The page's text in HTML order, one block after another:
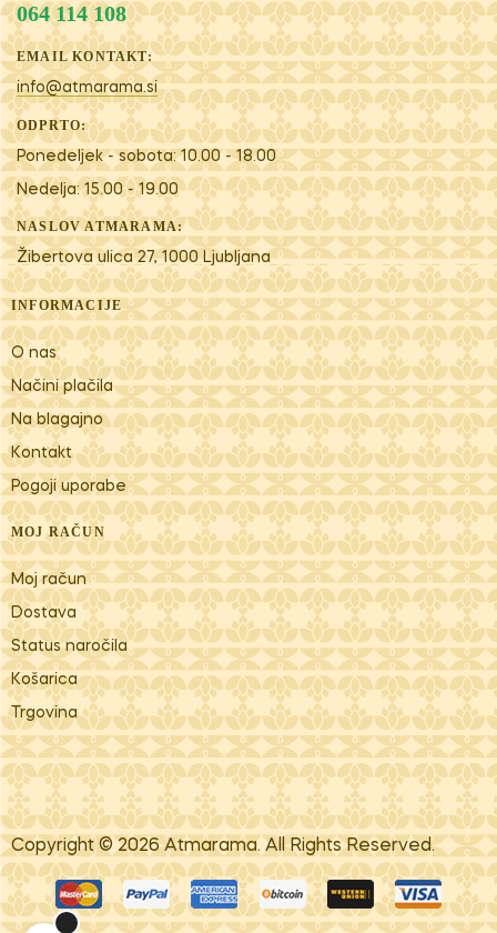
064 114 108
EMAIL KONTAKT:
info@atmarama.si
ODPRTO:
Ponedeljek - sobota: 10.00 - 18.00
Nedelja: 15.00 - 19.00
NASLOV ATMARAMA:
Žibertova ulica 27, 1000 Ljubljana
INFORMACIJE
O nas
Načini plačila
Na blagajno
Kontakt
Pogoji uporabe
MOJ RAČUN
Moj račun
Dostava
Status naročila
Košarica
Trgovina
Copyright © 2026Atm​arama. All Rights Reserved.